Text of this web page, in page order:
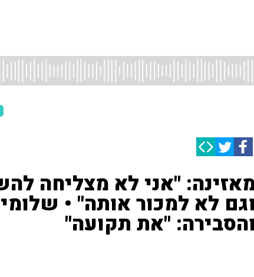
"אני לא מצליחה
וגם לא למכור אותה" •
והסבירה: "את תקועה"